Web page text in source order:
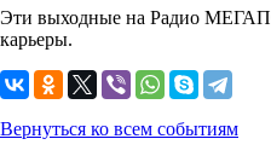
Эти выходные на Радио
карьеры.
Вернуться ко всем событиям